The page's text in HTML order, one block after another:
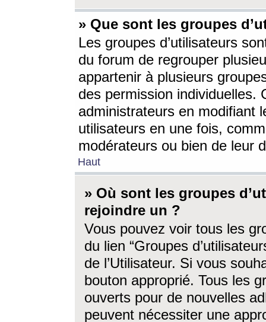
» Que sont les groupes
Les groupes d’utilisateurs
du forum de regrouper
appartenir à plusieurs
des permission individuelles.
administrateurs en modifiant
utilisateurs en une fois,
modérateurs ou bien de leur
Haut
» Où sont les groupes
rejoindre un ?
Vous pouvez voir tous les
du lien “Groupes
de l’Utilisateur. Si vous
bouton approprié. Tous les
ouverts pour de nouvelles
peuvent nécessiter une